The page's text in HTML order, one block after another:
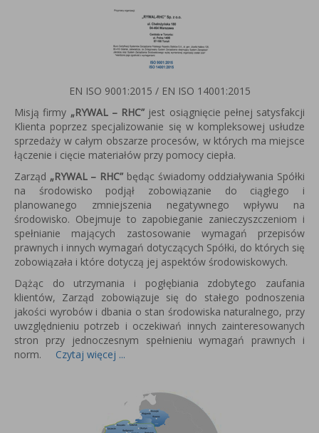
EN ISO 9001:2015 / EN ISO 14001:2015
Misją firmy „RYWAL – RHC” jest osiągnięcie pełnej satysfakcji
Klienta poprzez specjalizowanie się w kompleksowej usłudze
sprzedaży w całym obszarze procesów, w których ma miejsce
łączenie i cięcie materiałów przy pomocy ciepła.
Zarząd „RYWAL – RHC” będąc świadomy oddziaływania Spółki
na środowisko podjął zobowiązanie do ciągłego i
planowanego zmniejszenia negatywnego wpływu na
środowisko. Obejmuje to zapobieganie zanieczyszczeniom i
spełnianie mających zastosowanie wymagań przepisów
prawnych i innych wymagań dotyczących Spółki, do których się
zobowiązała i które dotyczą jej aspektów środowiskowych.
Dążąc do utrzymania i pogłębiania zdobytego zaufania
klientów, Zarząd zobowiązuje się do stałego podnoszenia
jakości wyrobów i dbania o stan środowiska naturalnego, przy
uwzględnieniu potrzeb i oczekiwań innych zainteresowanych
stron przy jednoczesnym spełnieniu wymagań prawnych i
norm. Czytaj więcej ...